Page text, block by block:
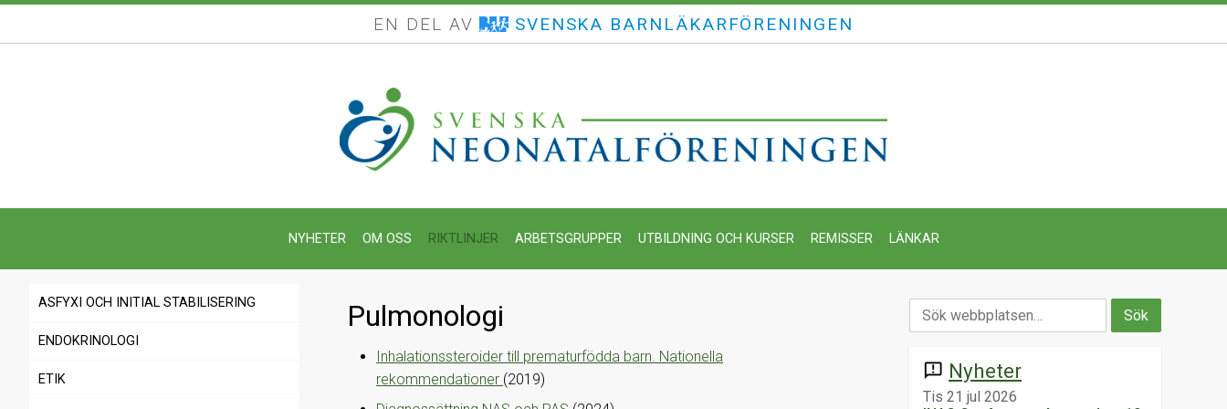
EN DEL AV SVENSKA BARNLÄKARFÖRENINGEN
NYHETER OM OSS RIKTLINJER
ASFYXI OCH INITIAL STABILISERING
ENDOKRINOLOGI
ETIK
ARBETSGRUPPER UTBILDNING OCH KURSER REMISSER LÄNKAR
Pulmonologi
Inhalationssteroider till prematurfödda barn. Nationella
rekommendationer (2019)
announcement Nyheter
Tis 21 jul 2026